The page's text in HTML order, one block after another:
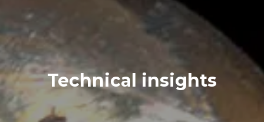
Technical insights